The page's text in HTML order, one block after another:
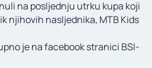
na posljednju utrku kupa koji
njihovih nasljednika, MTB Kids
je na facebook stranici BSI-